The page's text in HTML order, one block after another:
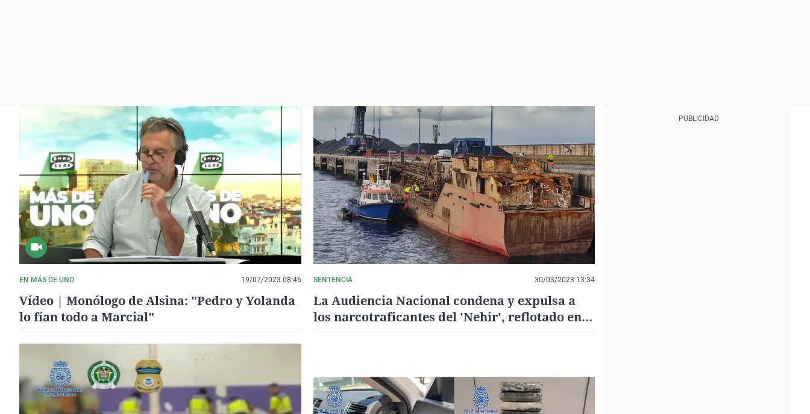
EN MÁS DE UNO 19/07/2023 08:46
Vídeo | Monólogo de Alsina: "Pedro y Yolanda
lo fían todo a Marcial"
SENTENCIA 30/03/2023 13:34
La Audiencia Nacional condena y expulsa a
los narcotraficantes del 'Nehir', reflotado en